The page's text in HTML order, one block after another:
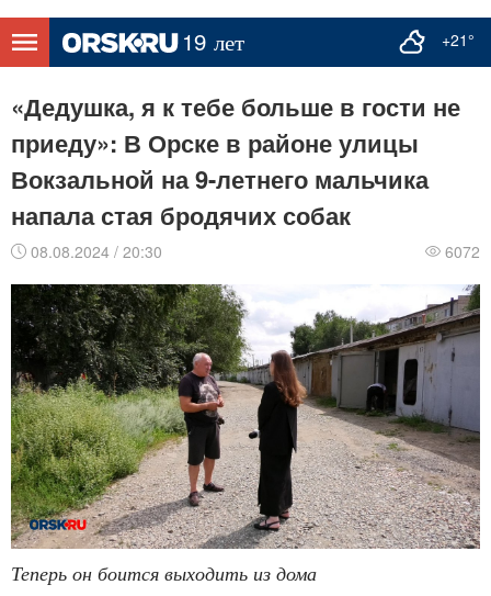
+21°
«Дедушка, я к тебе больше в гости не
приеду»: В Орске в районе улицы
Вокзальной на 9-летнего мальчика
напала стая бродячих собак
08.08.2024 / 20:30 6072
Теперь он боится выходить из дома